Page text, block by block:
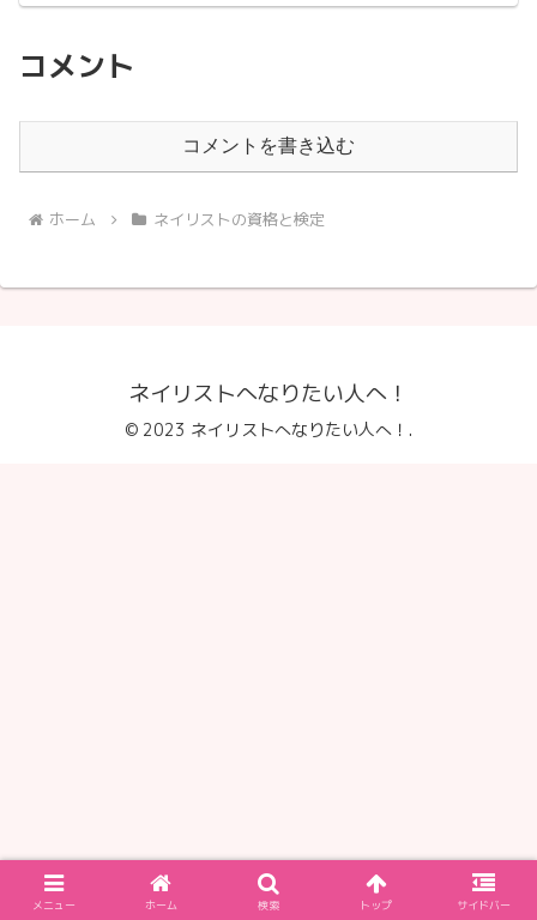
コメント
コメントを書き込む
ホーム ネイリストの資格と検定
ネイリストへなりたい人へ！
© 2023 ネイリストへなりたい人へ！.
メニュー ホーム 検索 トップ サイドバー